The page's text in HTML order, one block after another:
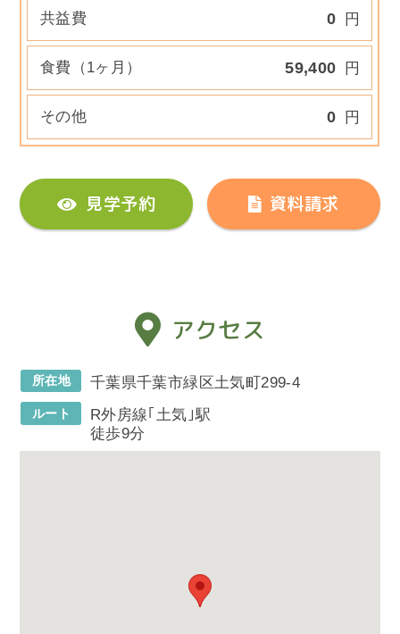
共益費 0 円
食費（1ヶ月） 59,400 円
その他 0 円
見学予約 資料請求
アクセス
所在地 千葉県千葉市緑区土気町299-4
ルート
R外房線｢土気｣駅
徒歩9分